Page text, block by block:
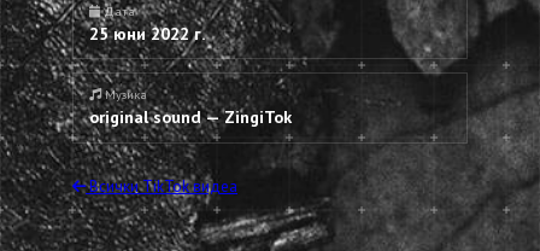
Дата
25 юни 2022 г.
Музика
original sound — ZingiTok
Всички TikTok видеа